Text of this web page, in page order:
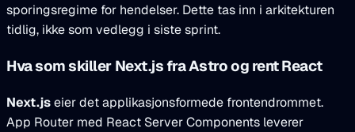
sporingsregime for hendelser. Dette tas inn i arkitekturen
tidlig, ikke som vedlegg i siste sprint.
Hva som skiller Next.js fra Astro og rent React
Next.jseier det applikasjonsformede frontendrommet.
App Router med React Server Components leverer